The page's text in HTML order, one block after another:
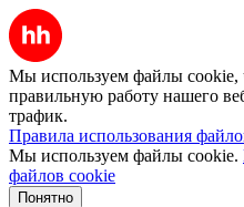
Мы используем файлы cookie,
правильную работу нашего
трафик.
Правила использования
Мы используем файлы cookie.
файлов cookie
Понятно